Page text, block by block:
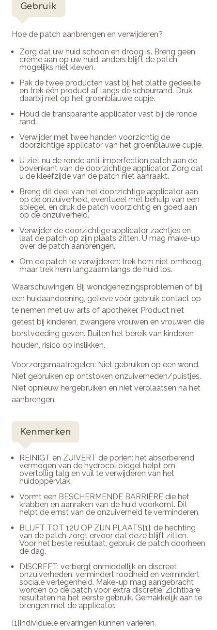
Gebruik
Hoe de patch aanbrengen en verwijderen?
Zorg dat uw huid schoon en droog is. Breng geen
crème aan op uw huid, anders blijft de patch
mogelijks niet kleven.
Pak de twee producten vast bij het platte gedeelte
en trek één product af langs de scheurrand. Druk
daarbij niet op het groenblauwe cupje.
Houd de transparante applicator vast bij de ronde
rand.
Verwijder met twee handen voorzichtig de
doorzichtige applicator van het groenblauwe cupje.
U ziet nu de ronde anti-imperfection patch aan de
bovenkant van de doorzichtige applicator. Zorg dat
u de kleefzijde van de patch niet aanraakt.
Breng dit deel van het doorzichtige applicator aan
op de onzuiverheid, eventueel met behulp van een
spiegel, en druk de patch voorzichtig en goed aan
op de onzuiverheid.
Verwijder de doorzichtige applicator zachtjes en
laat de patch op zijn plaats zitten. U mag make-up
over de patch aanbrengen.
Om de patch te verwijderen: trek hem niet omhoog,
maar trek hem langzaam langs de huid los.
Waarschuwingen: Bij wondgenezingsproblemen of bij
een huidaandoening, gelieve vóór gebruik contact op
te nemen met uw arts of apotheker. Product niet
getest bij kinderen, zwangere vrouwen en vrouwen die
borstvoeding geven. Buiten het bereik van kinderen
houden, risico op inslikken.
Voorzorgsmaatregelen: Niet gebruiken op een wond.
Niet gebruiken op ontstoken onzuiverheden/puistjes.
Niet opnieuw hergebruiken en niet verplaatsen na het
aanbrengen.
Kenmerken
REINIGT en ZUIVERT de poriën: het absorberend
vermogen van de hydrocolloïdgel helpt om
overtollig talg en vuil te verwijderen van het
huidoppervlak.
Vormt een BESCHERMENDE BARRIÈRE die het
krabben en aanraken van de huid voorkomt. Dit
helpt de ernst van de onzuiverheid te verminderen.
BLIJFT TOT 12U OP ZIJN PLAATS[1]: de hechting
van de patch zorgt ervoor dat deze blijft zitten.
Voor het beste resultaat, gebruik de patch doorheen
de dag.
DISCREET: verbergt onmiddellijk en discreet
onzuiverheden, vermindert roodheid en vermindert
sociale verlegenheid. Make-up mag aangebracht
worden op de patch voor extra discretie. Zichtbare
resultaten na het eerste gebruik. Gemakkelijk aan te
brengen met de applicator.
[1]Individuele ervaringen kunnen variëren.